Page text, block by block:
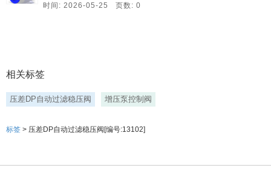
时间: 2026-05-25 页数: 0
相关标签
压差DP自动过滤稳压阀 增压泵控制阀
标签 > 压差DP自动过滤稳压阀[编号:13102]